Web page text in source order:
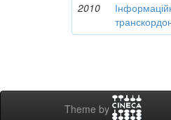
2010
Theme by